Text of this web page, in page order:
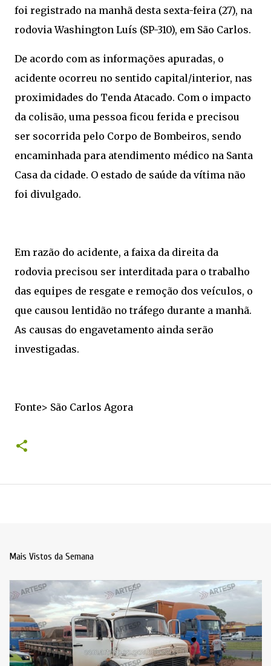
foi registrado na manhã desta sexta-feira (27), na
rodovia Washington Luís (SP-310), em São Carlos.
De acordo com as informações apuradas, o
acidente ocorreu no sentido capital/interior, nas
proximidades do Tenda Atacado. Com o impacto
da colisão, uma pessoa ficou ferida e precisou
ser socorrida pelo Corpo de Bombeiros, sendo
encaminhada para atendimento médico na Santa
Casa da cidade. O estado de saúde da vítima não
foi divulgado.
Em razão do acidente, a faixa da direita da
rodovia precisou ser interditada para o trabalho
das equipes de resgate e remoção dos veículos, o
que causou lentidão no tráfego durante a manhã.
As causas do engavetamento ainda serão
investigadas.
Fonte> São Carlos Agora
Mais Vistos da Semana